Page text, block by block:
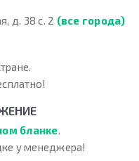
д. 38 с. 2 (все города)
бланке.
у менеджера!